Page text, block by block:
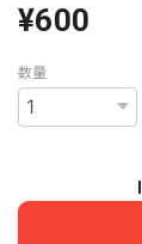
¥600
数量